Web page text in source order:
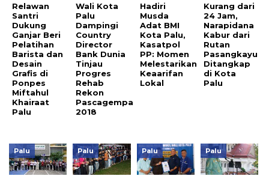
Relawan
Santri
Dukung
Ganjar Beri
Pelatihan
Barista dan
Desain
Grafis di
Ponpes
Miftahul
Khairaat
Palu
Wali Kota
Palu
Dampingi
Country
Director
Bank Dunia
Tinjau
Progres
Rehab
Rekon
Pascagempa
2018
Hadiri
Musda
Adat BMI
Kota Palu,
Kasatpol
PP: Momen
Melestarikan
Keaarifan
Lokal
Kurang dari
24 Jam,
Narapidana
Kabur dari
Rutan
Pasangkayu
Ditangkap
di Kota
Palu
Palu Palu Palu Palu